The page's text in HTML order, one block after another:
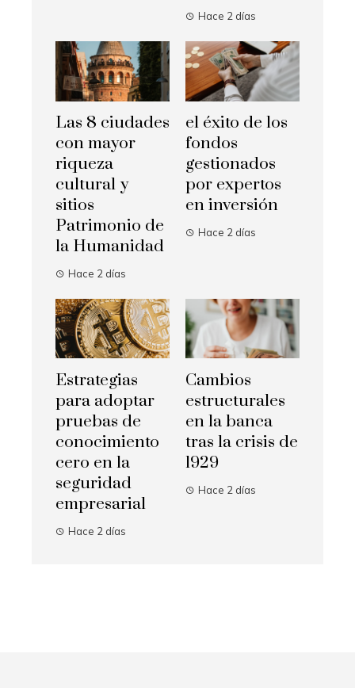
Hace 2 días
Las 8 ciudades
con mayor
riqueza
cultural y
sitios
Patrimonio de
la Humanidad
Hace 2 días
el éxito de los
fondos
gestionados
por expertos
en inversión
Hace 2 días
Estrategias
para adoptar
pruebas de
conocimiento
cero en la
seguridad
empresarial
Hace 2 días
Cambios
estructurales
en la banca
tras la crisis de
1929
Hace 2 días